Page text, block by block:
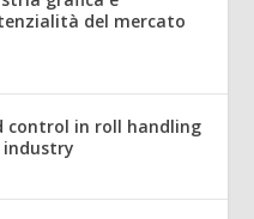
del mercato
control in roll handling